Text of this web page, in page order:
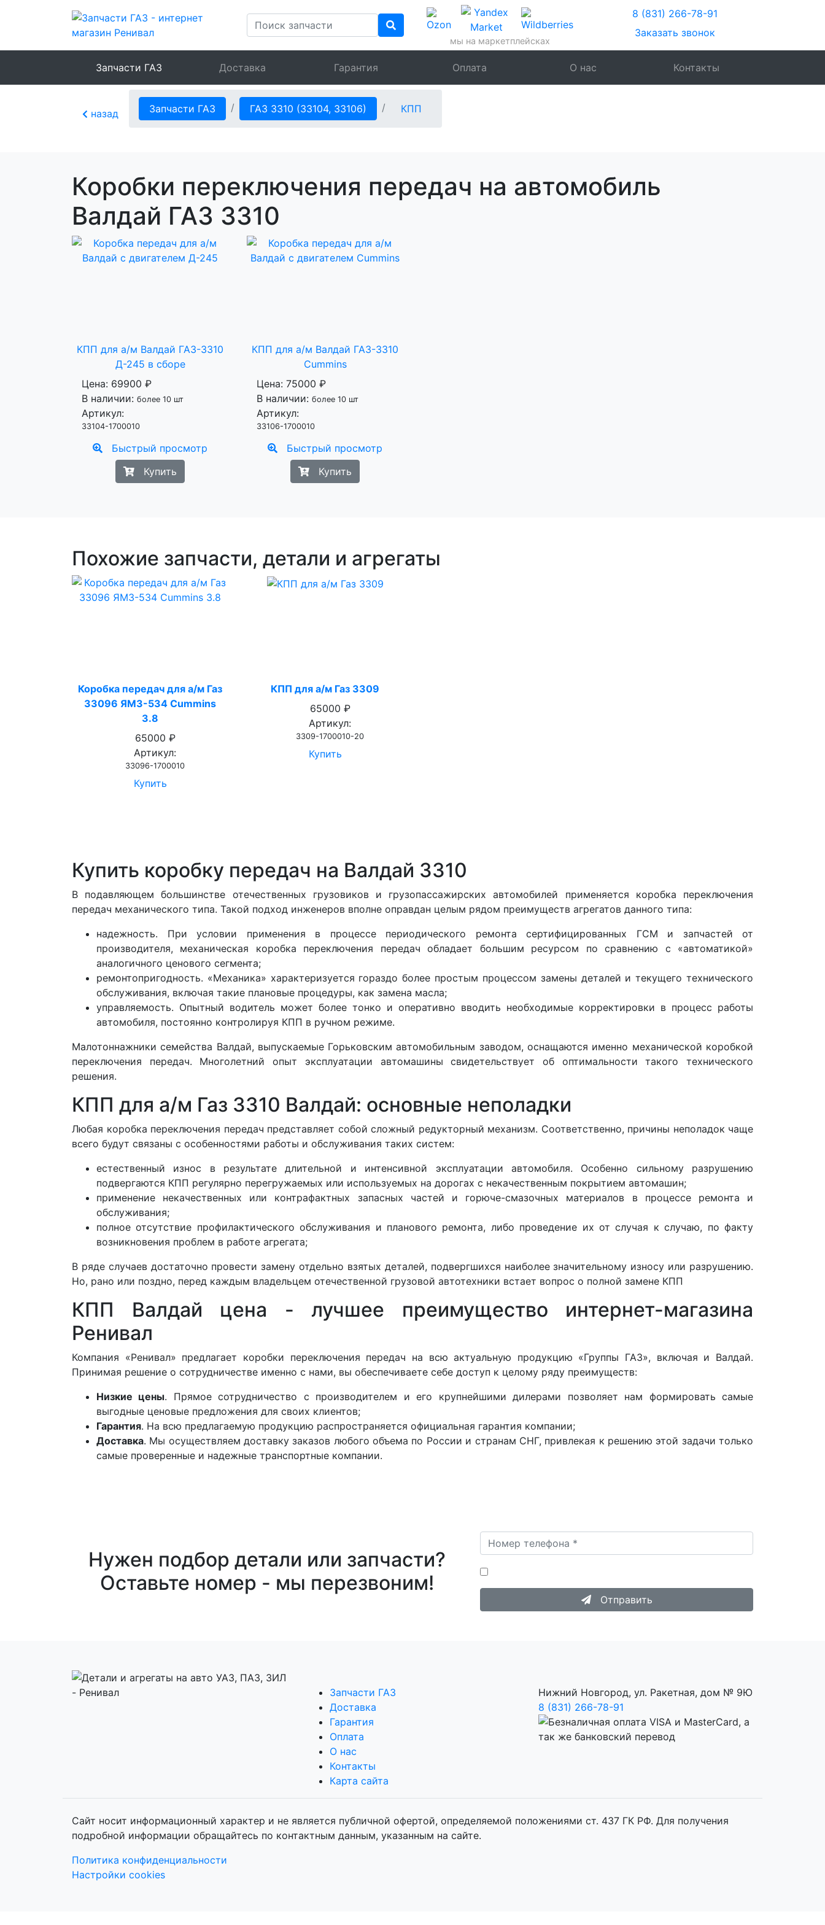
мы на маркетплейсках
8 (831) 266-78-91
Заказать звонок
Запчасти ГАЗ Доставка Гарантия Оплата О нас Контакты
назад Запчасти ГАЗ ГАЗ 3310 (33104, 33106) КПП
Коробки переключения передач на автомобиль
Валдай ГАЗ 3310
КПП для а/м Валдай ГАЗ-3310
Д-245 в сборе
Цена: 69900 ₽
В наличии: более 10 шт
Артикул:
33104-1700010
Быстрый просмотр
Купить
КПП для а/м Валдай ГАЗ-3310
Cummins
Цена: 75000 ₽
В наличии: более 10 шт
Артикул:
33106-1700010
Быстрый просмотр
Купить
Похожие запчасти, детали и агрегаты
Коробка передач для а/м Газ
33096 ЯМЗ-534 Cummins
3.8
65000 ₽
Артикул:
33096-1700010
Купить
КПП для а/м Газ 3309
65000 ₽
Артикул:
3309-1700010-20
Купить
Купить коробку передач на Валдай 3310
В подавляющем большинстве отечественных грузовиков и грузопассажирских автомобилей применяется коробка переключения
передач механического типа. Такой подход инженеров вполне оправдан целым рядом преимуществ агрегатов данного типа:
надежность. При условии применения в процессе периодического ремонта сертифицированных ГСМ и запчастей от
производителя, механическая коробка переключения передач обладает большим ресурсом по сравнению с «автоматикой»
аналогичного ценового сегмента;
ремонтопригодность. «Механика» характеризуется гораздо более простым процессом замены деталей и текущего технического
обслуживания, включая такие плановые процедуры, как замена масла;
управляемость. Опытный водитель может более тонко и оперативно вводить необходимые корректировки в процесс работы
автомобиля, постоянно контролируя КПП в ручном режиме.
Малотоннажники семейства Валдай, выпускаемые Горьковским автомобильным заводом, оснащаются именно механической коробкой
переключения передач. Многолетний опыт эксплуатации автомашины свидетельствует об оптимальности такого технического
решения.
КПП для а/м Газ 3310 Валдай: основные неполадки
Любая коробка переключения передач представляет собой сложный редукторный механизм. Соответственно, причины неполадок чаще
всего будут связаны с особенностями работы и обслуживания таких систем:
естественный износ в результате длительной и интенсивной эксплуатации автомобиля. Особенно сильному разрушению
подвергаются КПП регулярно перегружаемых или используемых на дорогах с некачественным покрытием автомашин;
применение некачественных или контрафактных запасных частей и горюче-смазочных материалов в процессе ремонта и
обслуживания;
полное отсутствие профилактического обслуживания и планового ремонта, либо проведение их от случая к случаю, по факту
возникновения проблем в работе агрегата;
В ряде случаев достаточно провести замену отдельно взятых деталей, подвергшихся наиболее значительному износу или разрушению.
Но, рано или поздно, перед каждым владельцем отечественной грузовой автотехники встает вопрос о полной замене КПП
КПП Валдай цена - лучшее преимущество интернет-магазина
Ренивал
Компания «Ренивал» предлагает коробки переключения передач на всю актуальную продукцию «Группы ГАЗ», включая и Валдай.
Принимая решение о сотрудничестве именно с нами, вы обеспечиваете себе доступ к целому ряду преимуществ:
Низкие цены. Прямое сотрудничество с производителем и его крупнейшими дилерами позволяет нам формировать самые
выгодные ценовые предложения для своих клиентов;
Гарантия. На всю предлагаемую продукцию распространяется официальная гарантия компании;
Доставка. Мы осуществляем доставку заказов любого объема по России и странам СНГ, привлекая к решению этой задачи только
самые проверенные и надежные транспортные компании.
Нужен подбор детали или запчасти?
Оставьте номер - мы перезвоним!
Отправить
Запчасти ГАЗ
Доставка
Гарантия
Оплата
О нас
Контакты
Карта сайта
Нижний Новгород, ул. Ракетная, дом № 9Ю
8 (831) 266-78-91
Сайт носит информационный характер и не является публичной офертой, определяемой положениями ст. 437 ГК РФ. Для получения
подробной информации обращайтесь по контактным данным, указанным на сайте.
Политика конфиденциальности
Настройки cookies